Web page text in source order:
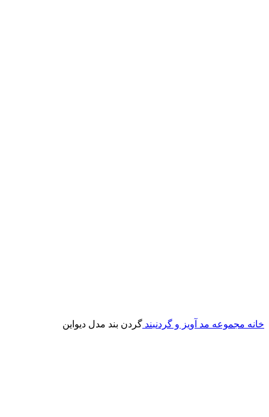
خانه مجموعه مد آویز و گردنبند گردن بند مدل دیواین